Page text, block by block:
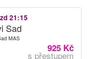
21:15
Sad
MAS
925 Kč
s přestupem